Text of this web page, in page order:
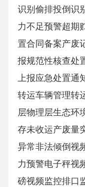
识别偷排投倒
力不足预警超期
置合同备案产废
报规范性核查处
上报应急处置通
转运车辆管理转
层物理层生态环
存未收运产废量
异常非法倾倒视
力预警电子秤视
磅视频监控排口